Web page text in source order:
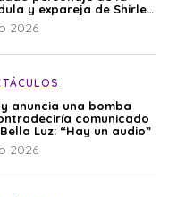
y expareja de Shirley
2026
anuncia una bomba
comunicado
Luz: “Hay un audio”
2026